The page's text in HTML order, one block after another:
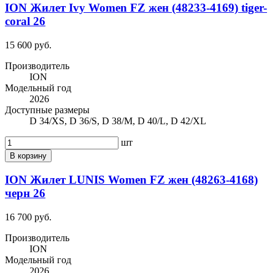
ION Жилет Ivy Women FZ жен (48233-4169) tiger-
coral 26
15 600 руб.
Производитель
ION
Модельный год
2026
Доступные размеры
D 34/XS, D 36/S, D 38/M, D 40/L, D 42/XL
шт
В корзину
ION Жилет LUNIS Women FZ жен (48263-4168)
черн 26
16 700 руб.
Производитель
ION
Модельный год
2026